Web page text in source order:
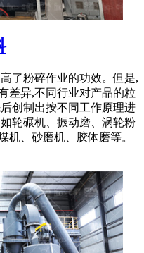
了粉碎作业的功效。但是,
差异,不同行业对产品的粒
创制出按不同工作原理进
轮碾机、振动磨、涡轮粉
机、砂磨机、胶体磨等。